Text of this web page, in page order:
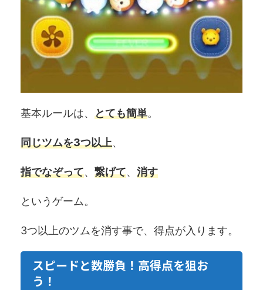
基本ルールは、 とても簡単。
同じツムを3つ以上、
指でなぞって、 繋げて、 消す
というゲーム。
3つ以上のツムを消す事で、得点が入ります。
スピードと数勝負！高得点を狙お
う！